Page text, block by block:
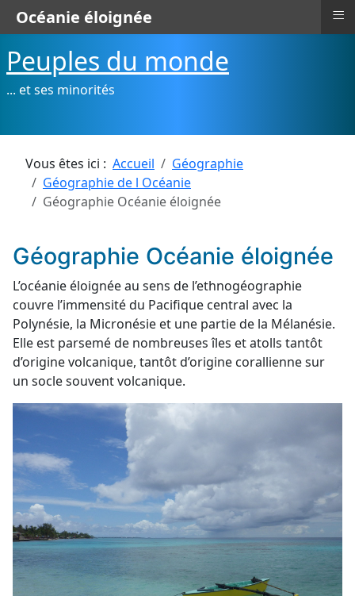
Peuples du monde
... et ses minorités
Vous êtes ici : Accueil
Géographie
Géographie de l Océanie
Géographie Océanie éloignée
Géographie Océanie éloignée
L’océanie éloignée au sens de l’ethnogéographie
couvre l’immensité du Pacifique central avec la
Polynésie, la Micronésie et une partie de la Mélanésie.
Elle est parsemé de nombreuses îles et atolls tantôt
d’origine volcanique, tantôt d’origine corallienne sur
un socle souvent volcanique.
Océanie éloignée ≡